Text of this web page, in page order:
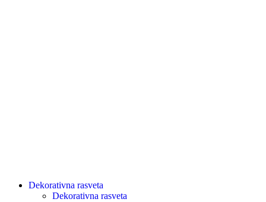
Dekorativna rasveta
Dekorativna rasveta